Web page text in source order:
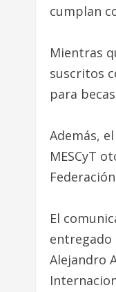
cumplan
Mientras
suscritos
para
Además,
MESCyT
El
entregado
Alejandro